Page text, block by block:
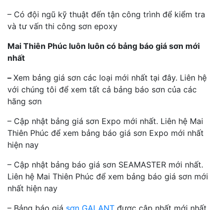
– Có đội ngũ kỹ thuật đến tận công trình để kiểm tra
và tư vấn thi công sơn epoxy
Mai Thiên Phúc luôn luôn có bảng báo giá sơn mới
nhất
– Xem bảng giá sơn các loại mới nhất tại đây. Liên hệ
với chúng tôi để xem tất cả bảng báo sơn của các
hãng sơn
– Cập nhật bảng giá sơn Expo mới nhất. Liên hệ Mai
Thiên Phúc để xem bảng báo giá sơn Expo mới nhất
hiện nay
– Cập nhật bảng báo giá sơn SEAMASTER mới nhất.
Liên hệ Mai Thiên Phúc để xem bảng báo giá sơn mới
nhất hiện nay
– Bảng báo giá sơn GALANT được cập nhất mới nhất